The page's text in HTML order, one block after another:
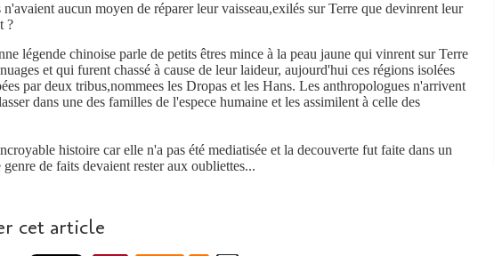
n'avaient aucun moyen de réparer leur vaisseau,exilés sur Terre que devinrent leur
?
légende chinoise parle de petits êtres mince à la peau jaune qui vinrent sur Terre
et qui furent chassé à cause de leur laideur, aujourd'hui ces régions isolées
par deux tribus,nommees les Dropas et les Hans. Les anthropologues n'arrivent
dans une des familles de l'espece humaine et les assimilent à celle des
histoire car elle n'a pas été mediatisée et la decouverte fut faite dans un
genre de faits devaient rester aux oubliettes...
cet article